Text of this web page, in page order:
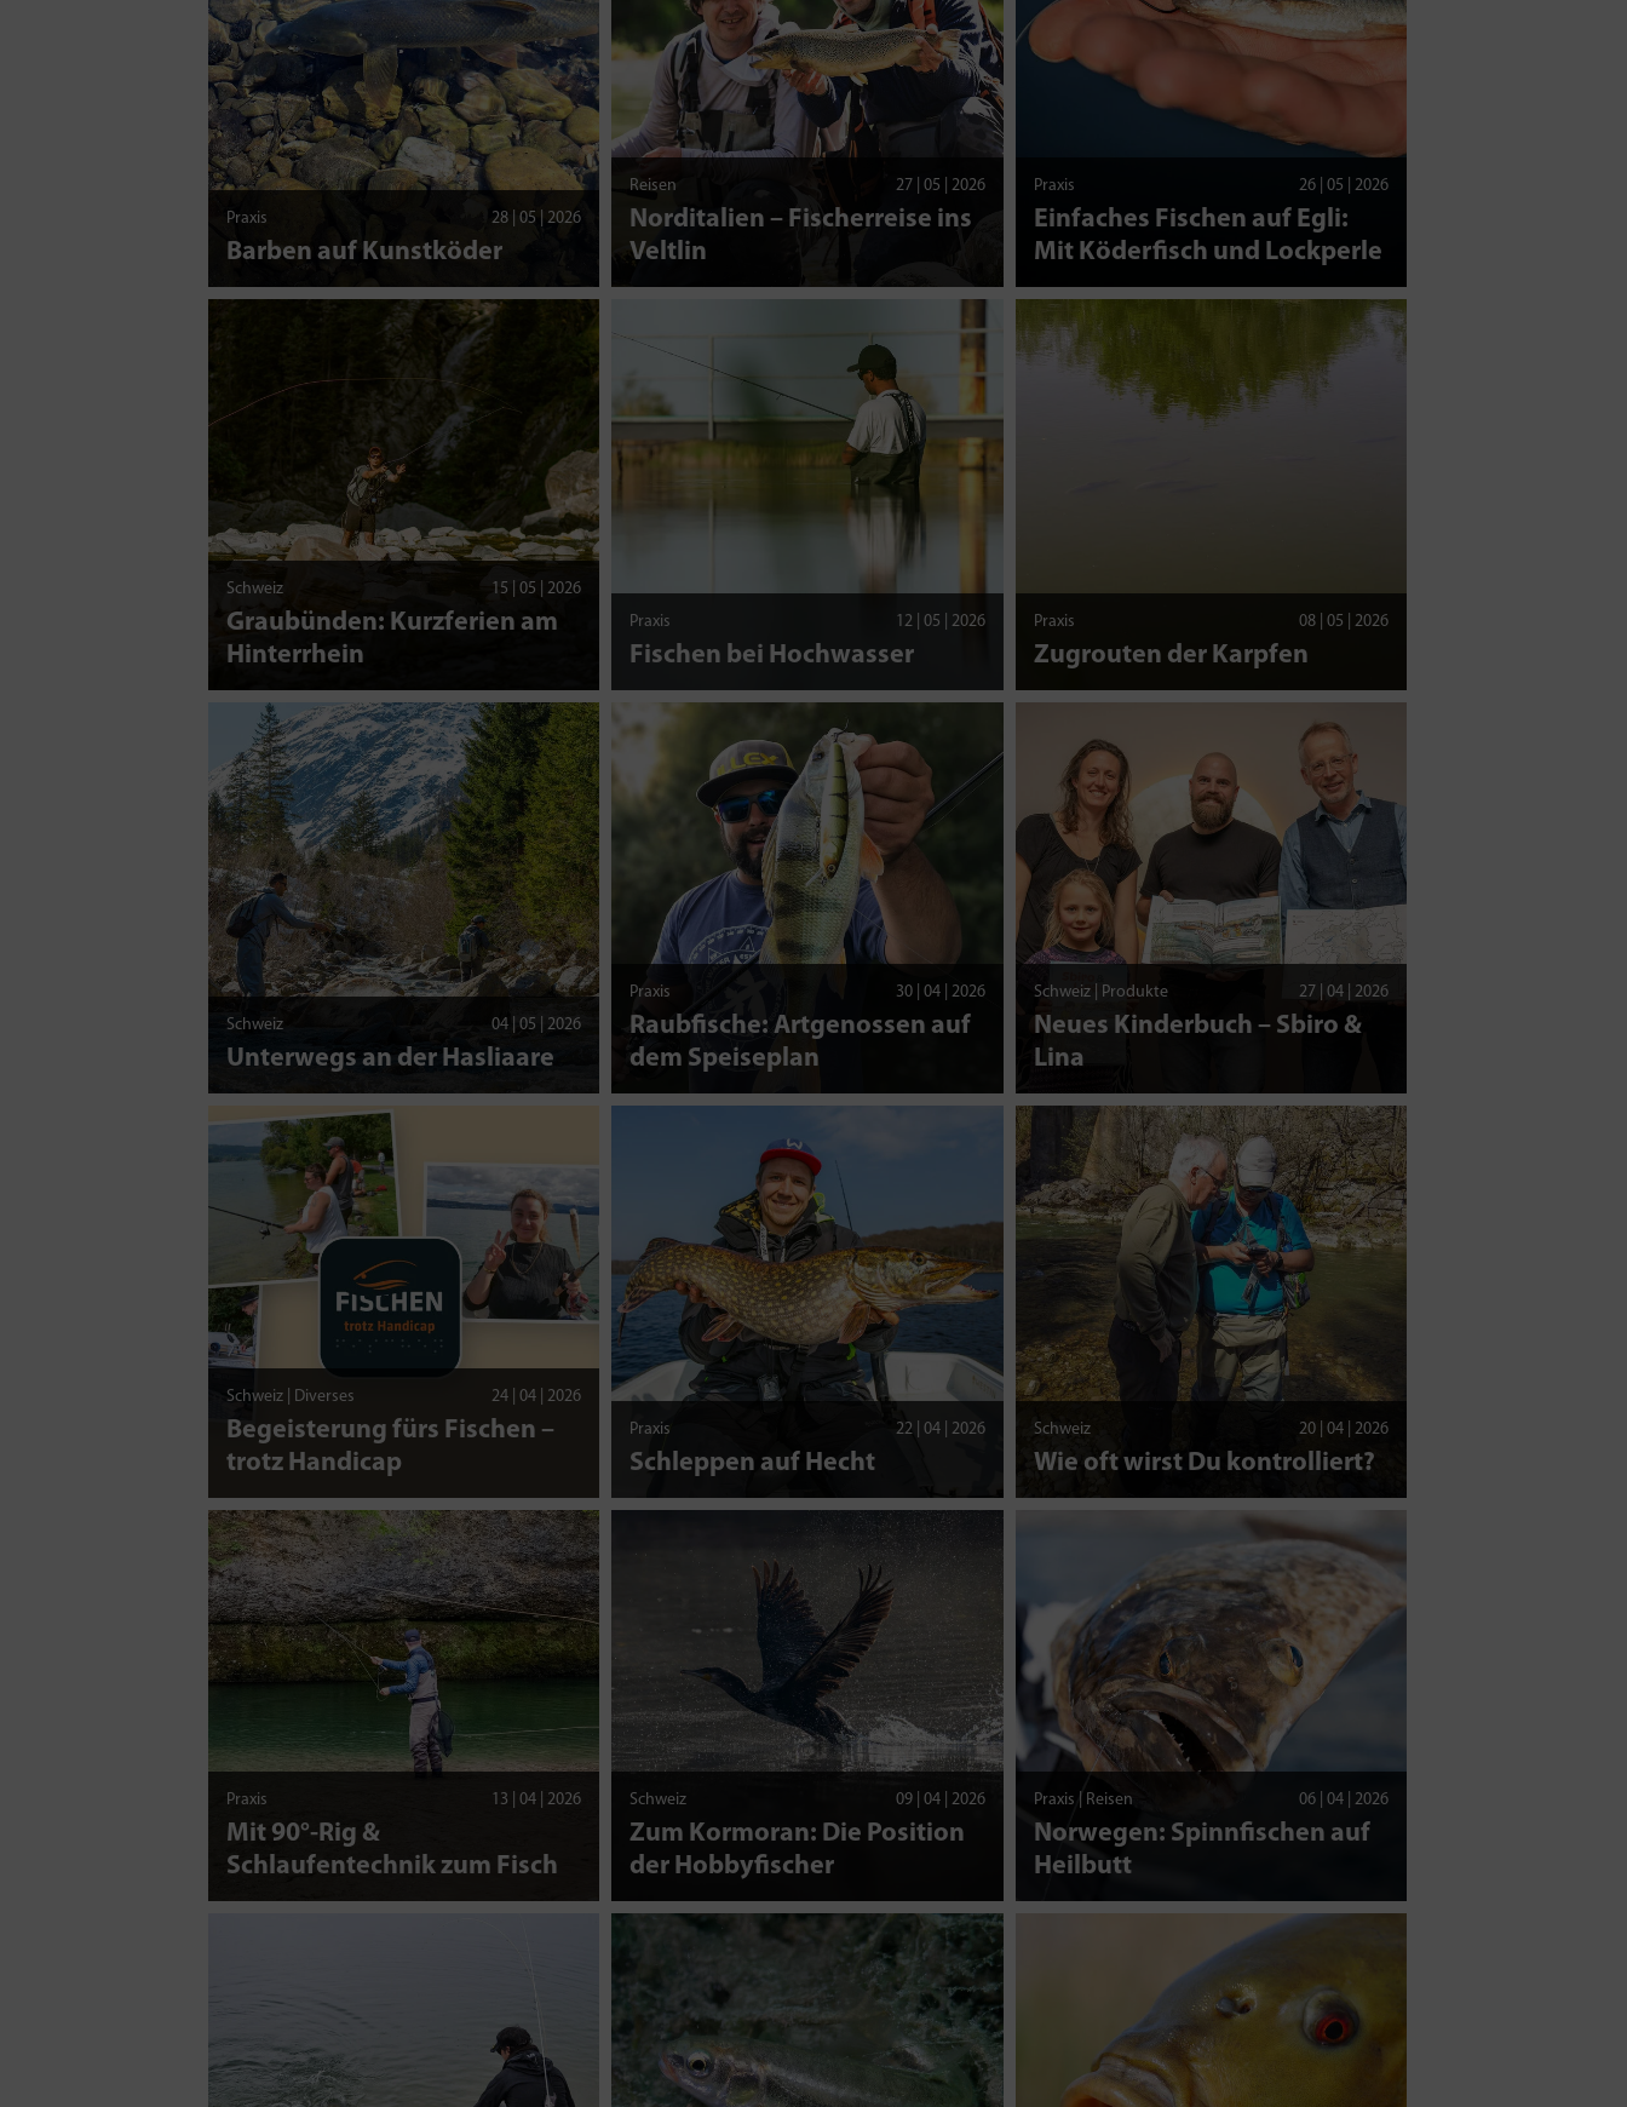
Praxis 28 | 05 | 2026
Barben auf Kunstköder
Reisen 27 | 05 | 2026
Norditalien – Fischerreise ins
Veltlin
Praxis 26 | 05 | 2026
Einfaches Fischen auf Egli:
Mit Köderfisch und Lockperle
Schweiz 15 | 05 | 2026
Graubünden: Kurzferien am
Hinterrhein
Praxis 12 | 05 | 2026
Fischen bei Hochwasser
Praxis 08 | 05 | 2026
Zugrouten der Karpfen
Schweiz 04 | 05 | 2026
Unterwegs an der Hasliaare
Praxis 30 | 04 | 2026
Raubfische: Artgenossen auf
dem Speiseplan
Schweiz | Produkte 27 | 04 | 2026
Neues Kinderbuch – Sbiro &
Lina
Schweiz | Diverses 24 | 04 | 2026
Begeisterung fürs Fischen –
trotz Handicap
Praxis 22 | 04 | 2026
Schleppen auf Hecht
Schweiz 20 | 04 | 2026
Wie oft wirst Du kontrolliert?
Praxis 13 | 04 | 2026
Mit 90°-Rig &
Schlaufentechnik zum Fisch
Schweiz 09 | 04 | 2026
Zum Kormoran: Die Position
der Hobbyfischer
Praxis | Reisen 06 | 04 | 2026
Norwegen: Spinnfischen auf
Heilbutt